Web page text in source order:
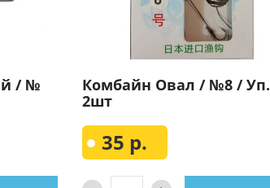
/ №
Комбайн Овал / №8 / Уп.
2шт
35 р.